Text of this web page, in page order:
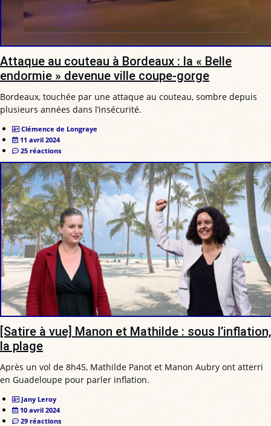
Attaque au couteau à Bordeaux : la « Belle
endormie » devenue ville coupe-gorge
Bordeaux, touchée par une attaque au couteau, sombre depuis
plusieurs années dans l’insécurité.
Clémence de Longraye
11 avril 2024
25 réactions
[Satire à vue] Manon et Mathilde : sous l’inflation,
la plage
Après un vol de 8h45, Mathilde Panot et Manon Aubry ont atterri
en Guadeloupe pour parler inflation.
Jany Leroy
10 avril 2024
29 réactions